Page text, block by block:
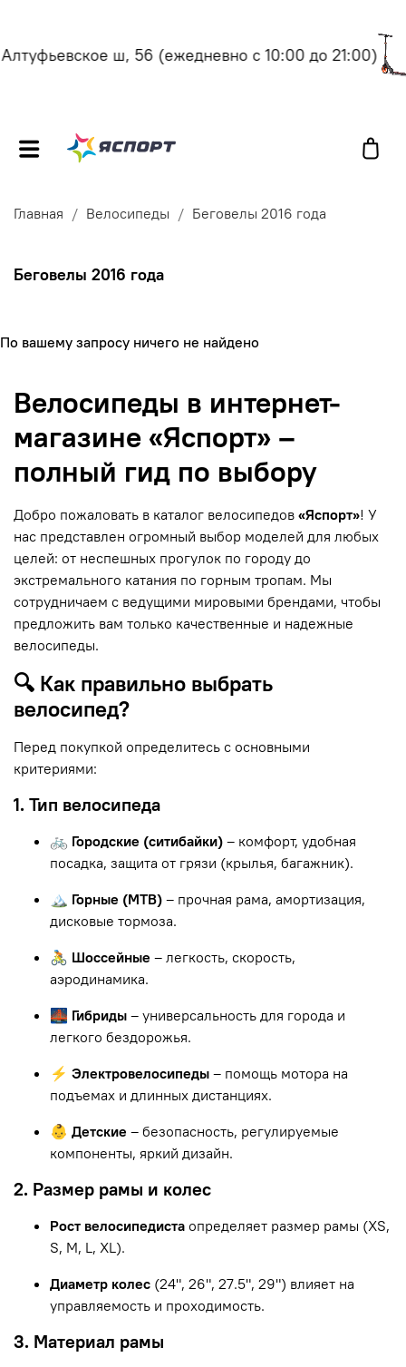
ш, 56(ежедневно с 10:00 до 21:00)
Главная Велосипеды Беговелы 2016 года
Беговелы 2016 года
По вашему запросу ничего не найдено
Велосипеды в интернет-
магазине «Яспорт» –
полный гид по выбору
Добро пожаловать в каталог велосипедов «Яспорт»! У
нас представлен огромный выбор моделей для любых
целей: от неспешных прогулок по городу до
экстремального катания по горным тропам. Мы
сотрудничаем с ведущими мировыми брендами, чтобы
предложить вам только качественные и надежные
велосипеды.
🔍 Как правильно выбрать
велосипед?
Перед покупкой определитесь с основными
критериями:
1. Тип велосипеда
🚲 Городские (ситибайки) – комфорт, удобная
посадка, защита от грязи (крылья, багажник).
🏔 Горные (MTB) – прочная рама, амортизация,
дисковые тормоза.
🚴 Шоссейные – легкость, скорость,
аэродинамика.
🌉 Гибриды – универсальность для города и
легкого бездорожья.
⚡ Электровелосипеды – помощь мотора на
подъемах и длинных дистанциях.
👶 Детские – безопасность, регулируемые
компоненты, яркий дизайн.
2. Размер рамы и колес
Рост велосипедиста определяет размер рамы (XS,
S, M, L, XL).
Диаметр колес (24", 26", 27.5", 29") влияет на
управляемость и проходимость.
3. Материал рамы